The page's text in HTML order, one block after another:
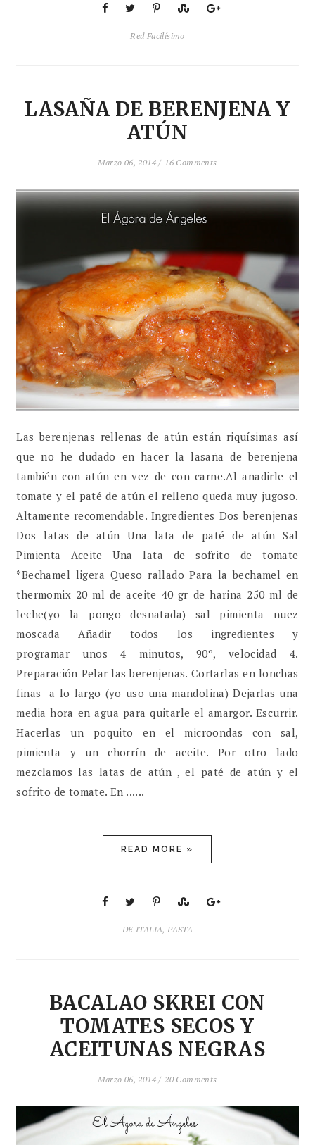
Red Facilísimo
LASAÑA DE BERENJENA Y
ATÚN
Marzo 06, 2014 / 16 Comments
Las berenjenas rellenas de atún están riquísimas así
que no he dudado en hacer la lasaña de berenjena
también con atún en vez de con carne.Al añadirle el
tomate y el paté de atún el relleno queda muy jugoso.
Altamente recomendable. Ingredientes Dos berenjenas
Dos latas de atún Una lata de paté de atún Sal
Pimienta Aceite Una lata de sofrito de tomate
*Bechamel ligera Queso rallado Para la bechamel en
thermomix 20 ml de aceite 40 gr de harina 250 ml de
leche(yo la pongo desnatada) sal pimienta nuez
moscada Añadir todos los ingredientes y
programar unos 4 minutos, 90º, velocidad 4.
Preparación Pelar las berenjenas. Cortarlas en lonchas
finas a lo largo (yo uso una mandolina) Dejarlas una
media hora en agua para quitarle el amargor. Escurrir.
Hacerlas un poquito en el microondas con sal,
pimienta y un chorrín de aceite. Por otro lado
mezclamos las latas de atún , el paté de atún y el
sofrito de tomate. En ......
READ MORE »
DE ITALIA,PASTA
BACALAO SKREI CON
TOMATES SECOS Y
ACEITUNAS NEGRAS
Marzo 06, 2014 / 20 Comments